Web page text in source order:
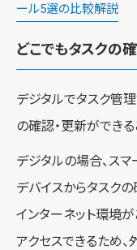
ール5選の比較解説
どこでもタスクの
デジタルでタスク管
の確認・更新ができる
デジタルの場合、スマ
デバイスからタスク
インターネット環境
アクセスできるため